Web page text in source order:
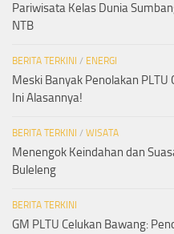
Pariwisata Kelas Dunia
NTB
BERITA TERKINI / ENERGI
Meski Banyak Penolakan
Ini Alasannya!
BERITA TERKINI / WISATA
Menengok Keindahan dan
Buleleng
BERITA TERKINI
GM PLTU Celukan Bawang: